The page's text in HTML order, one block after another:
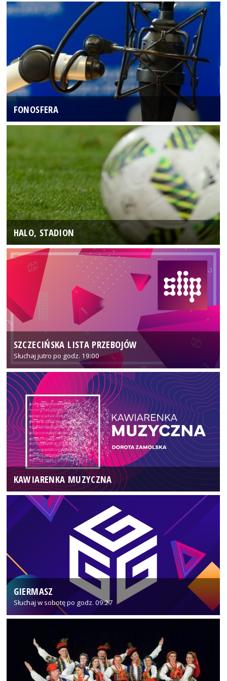
FONOSFERA
HALO, STADION
SZCZECIŃSKA LISTA PRZEBOJÓW
Słuchaj jutro po godz. 19:00
KAWIARENKA MUZYCZNA
GIERMASZ
Słuchaj w sobotę po godz. 09:27